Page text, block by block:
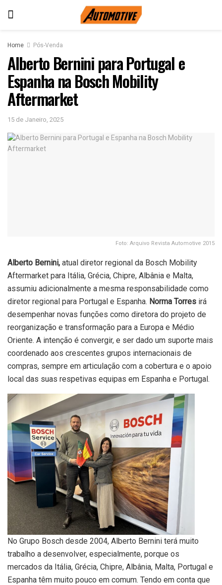
Home Pós-Venda
Alberto Bernini para Portugal e
Espanha na Bosch Mobility
Aftermarket
15 de Janeiro, 2025
Foto: Arquivo Revista Automotive 2015
Alberto Bernini, atual diretor regional da Bosch Mobility
Aftermarket para Itália, Grécia, Chipre, Albânia e Malta,
assumiu adicionalmente a mesma responsabilidade como
diretor regional para Portugal e Espanha. Norma Torres irá
desempenhar novas funções como diretora do projeto de
reorganização e transformação para a Europa e Médio
Oriente. A intenção é convergir, e ser dado um suporte mais
coordenado aos crescentes grupos internacionais de
compras, sempre em articulação com a cobertura e o apoio
local das suas respetivas equipas em Espanha e Portugal.
No Grupo Bosch desde 2004, Alberto Bernini terá muito
trabalho a desenvolver, especialmente, porque os
mercados da Itália, Grécia, Chipre, Albânia, Malta, Portugal e
Espanha têm muito pouco em comum. Tendo em conta que